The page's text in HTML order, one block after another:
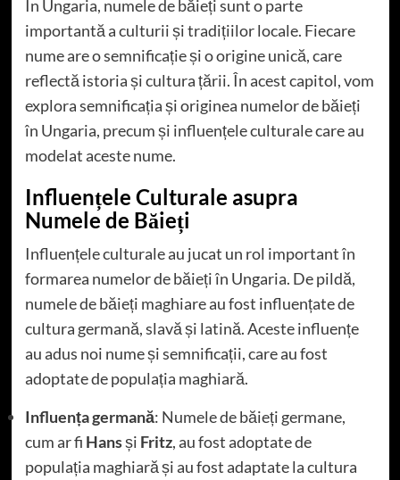
În Ungaria, numele de băieți sunt o parte
importantă a culturii și tradițiilor locale. Fiecare
nume are o semnificație și o origine unică, care
reflectă istoria și cultura țării. În acest capitol, vom
explora semnificația și originea numelor de băieți
în Ungaria, precum și influențele culturale care au
modelat aceste nume.
Influențele Culturale asupra
Numele de Băieți
Influențele culturale au jucat un rol important în
formarea numelor de băieți în Ungaria. De pildă,
numele de băieți maghiare au fost influențate de
cultura germană, slavă și latină. Aceste influențe
au adus noi nume și semnificații, care au fost
adoptate de populația maghiară.
Influența germană: Numele de băieți germane,
cum ar fi Hansși Fritz, au fost adoptate de
populația maghiară și au fost adaptate la cultura